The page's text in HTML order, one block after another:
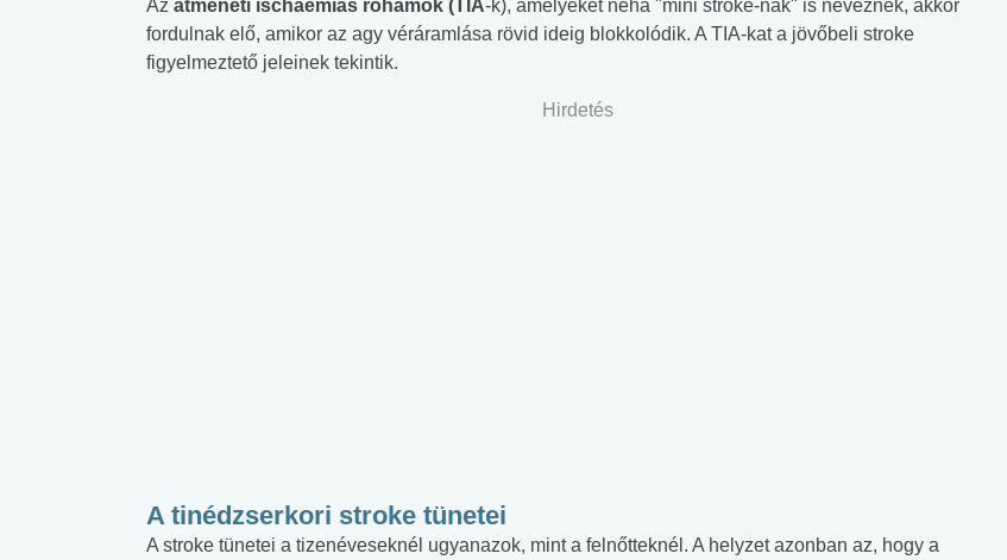
Az átmeneti ischaemiás rohamok (TIA-k), amelyeket néha "mini stroke-nak" is neveznek, akkor
fordulnak elő, amikor az agy véráramlása rövid ideig blokkolódik. A TIA-kat a jövőbeli stroke
figyelmeztető jeleinek tekintik.
Hirdetés
A tinédzserkori stroke tünetei
A stroke tünetei a tizenéveseknél ugyanazok, mint a felnőtteknél. A helyzet azonban az, hogy a